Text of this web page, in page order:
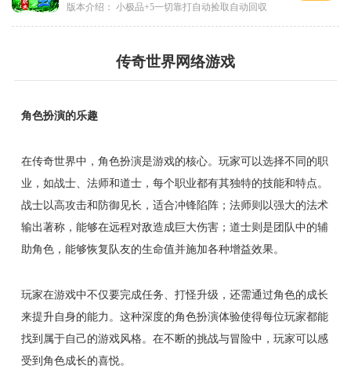
版本介绍： 小极品+5一切靠打自动捡取自动回収
传奇世界网络游戏
角色扮演的乐趣
在传奇世界中，角色扮演是游戏的核心。玩家可以选择不同的职
业，如战士、法师和道士，每个职业都有其独特的技能和特点。
战士以高攻击和防御见长，适合冲锋陷阵；法师则以强大的法术
输出著称，能够在远程对敌造成巨大伤害；道士则是团队中的辅
助角色，能够恢复队友的生命值并施加各种增益效果。
玩家在游戏中不仅要完成任务、打怪升级，还需通过角色的成长
来提升自身的能力。这种深度的角色扮演体验使得每位玩家都能
找到属于自己的游戏风格。在不断的挑战与冒险中，玩家可以感
受到角色成长的喜悦。